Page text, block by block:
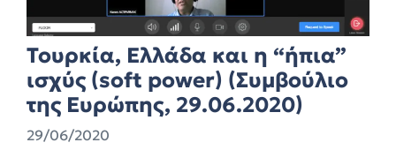
Τουρκία, Ελλάδα και η “ήπια”
ισχύς (soft power) (Συμβούλιο
της Ευρώπης, 29.06.2020)
29/06/2020